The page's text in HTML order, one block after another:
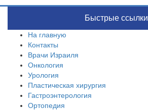
Быстрые ссылки
На главную
Контакты
Врачи Израиля
Онкология
Урология
Пластическая хирургия
Гастроэнтерология
Ортопедия